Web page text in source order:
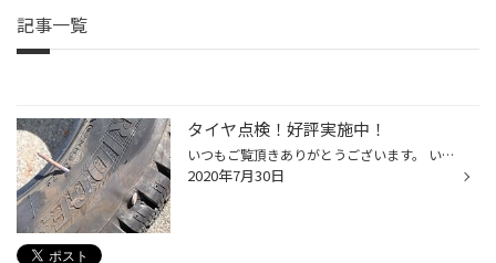
記事一覧
タイヤ点検！好評実施中！
いつもご覧頂きありがとうございます。 いくら梅雨時と言っても雨天が続き過ぎではないでしょうか？ 私の通勤路も土砂崩れにより通行止めになってしまいました。 今月に入って2回目です。 泥水が流れ出た道路には異物が沢山残っています！ タイヤに異常がないかこまめな点検が必要です。 点検しても...
2020年7月30日